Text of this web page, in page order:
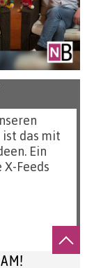
das mit
Ein
Feeds